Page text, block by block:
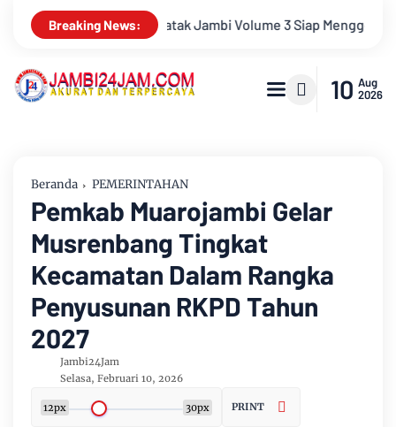
Breaking News:
Menggebrak! Menampilkan Marsada Band dan Siantar Rap
10 Aug
2026
Beranda PEMERINTAHAN
Pemkab Muarojambi Gelar
Musrenbang Tingkat
Kecamatan Dalam Rangka
Penyusunan RKPD Tahun
2027
Jambi24Jam
Selasa, Februari 10, 2026
12px 30px PRINT